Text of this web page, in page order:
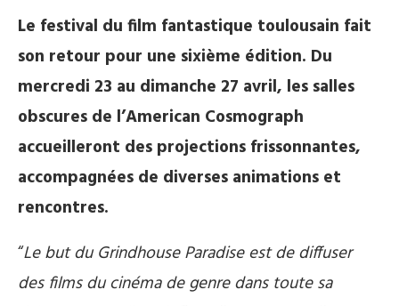
Le festival du film fantastique toulousain fait
son retour pour une sixième édition. Du
mercredi 23 au dimanche 27 avril, les salles
obscures de l’American Cosmograph
accueilleront des projections frissonnantes,
accompagnées de diverses animations et
rencontres.
“Le but du Grindhouse Paradise est de diffuser
des films du cinéma de genre dans toute sa